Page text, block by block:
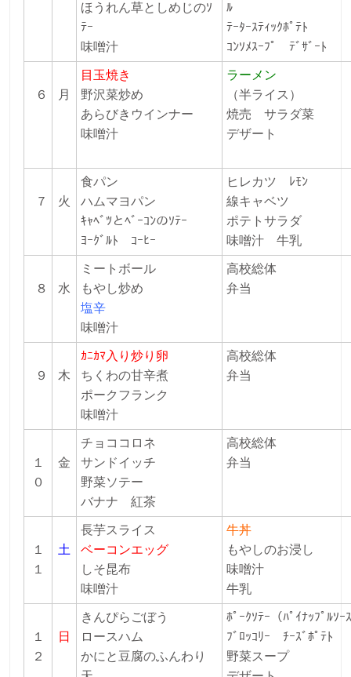
ほうれん草としめじのｿ
ﾃｰ
味噌汁
ﾙ
ﾃｰﾀｰｽﾃｨｯｸﾎﾟﾃﾄ
ｺﾝｿﾒｽｰﾌﾟ ﾃﾞｻﾞｰﾄ
６ 月
目玉焼き
野沢菜炒め
あらびきウインナー
味噌汁
ラーメン
（半ライス）
焼売 サラダ菜
デザート
７ 火
食パン
ハムマヨパン
ｷｬﾍﾞﾂとﾍﾞｰｺﾝのｿﾃｰ
ﾖｰｸﾞﾙﾄ ｺｰﾋｰ
ヒレカツ ﾚﾓﾝ
線キャベツ
ポテトサラダ
味噌汁 牛乳
８ 水
ミートボール
もやし炒め
塩辛
味噌汁
高校総体
弁当
９ 木
ｶﾆｶﾏ入り炒り卵
ちくわの甘辛煮
ポークフランク
味噌汁
高校総体
弁当
１
０
金
チョココロネ
サンドイッチ
野菜ソテー
バナナ紅茶
高校総体
弁当
１
１
土
長芋スライス
ベーコンエッグ
しそ昆布
味噌汁
牛丼
もやしのお浸し
味噌汁
牛乳
１
２
日
きんぴらごぼう
ロースハム
かにと豆腐のふんわり
ﾎﾟｰｸｿﾃｰ（ﾊﾟｲﾅｯﾌﾟﾙｿｰ
ﾌﾞﾛｯｺﾘｰﾁｰｽﾞﾎﾟﾃﾄ
野菜スープ